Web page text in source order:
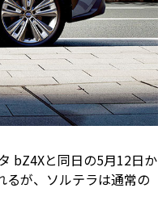
bZ4Xと同日の5月12日か
るが、ソルテラは通常の